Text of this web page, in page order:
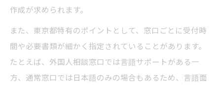
作成が求められます。
また、東京都特有のポイントとして、窓口ごとに受付時
間や必要書類が細かく指定されていることがあります。
たとえば、外国人相談窓口では言語サポートがある一
方、通常窓口では日本語のみの場合もあるため、言語面